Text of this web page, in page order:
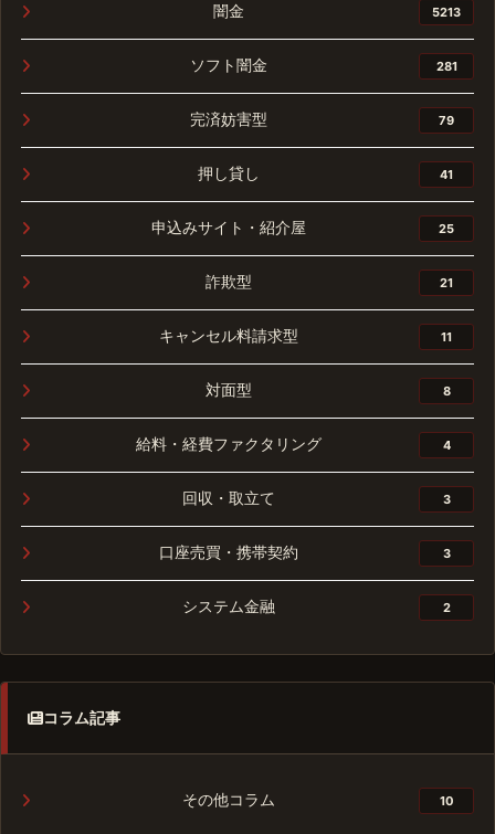
闇金 5213
ソフト闇金 281
完済妨害型 79
押し貸し 41
申込みサイト・紹介屋 25
詐欺型 21
キャンセル料請求型 11
対面型 8
給料・経費ファクタリング 4
回収・取立て 3
口座売買・携帯契約 3
システム金融 2
コラム記事
その他コラム 10